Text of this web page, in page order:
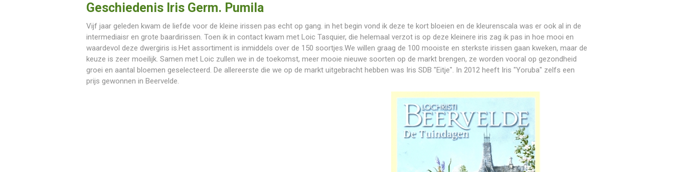
Geschiedenis Iris Germ. Pumila
Vijf jaar geleden kwam de liefde voor de kleine irissen pas echt op gang. in het begin vond ik deze te kort bloeien en de kleurenscala was er ook al in de
intermediaisr en grote baardirissen. Toen ik in contact kwam met Loic Tasquier, die helemaal verzot is op deze kleinere iris zag ik pas in hoe mooi en
waardevol deze dwergiris is.Het assortiment is inmiddels over de 150 soortjes.We willen graag de 100 mooiste en sterkste irissen gaan kweken, maar de
keuze is zeer moeilijk. Samen met Loic zullen we in de toekomst, meer mooie nieuwe soorten op de markt brengen, ze worden vooral op gezondheid
groei en aantal bloemen geselecteerd. De allereerste die we op de markt uitgebracht hebben was Iris SDB "Eitje". In 2012 heeft Iris "Yoruba" zelfs een
prijs gewonnen in Beervelde.